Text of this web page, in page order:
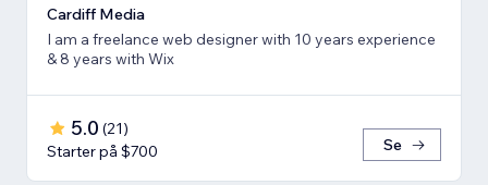
Cardiff Media
I am a freelance web designer with 10 years experience
& 8 years with Wix
5.0 (21)
Starter på $700
Se